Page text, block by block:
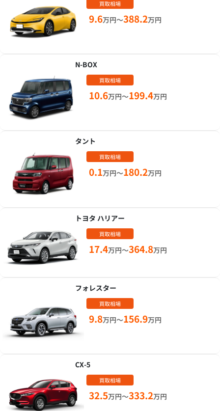
買取相場
9.6万円～388.2万円
N-BOX
買取相場
10.6万円～199.4万円
タント
買取相場
0.1万円～180.2万円
トヨタ ハリアー
買取相場
17.4万円～364.8万円
フォレスター
買取相場
9.8万円～156.9万円
CX-5
買取相場
32.5万円～333.2万円